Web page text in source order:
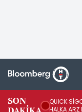
SON
QUICK
HALKA